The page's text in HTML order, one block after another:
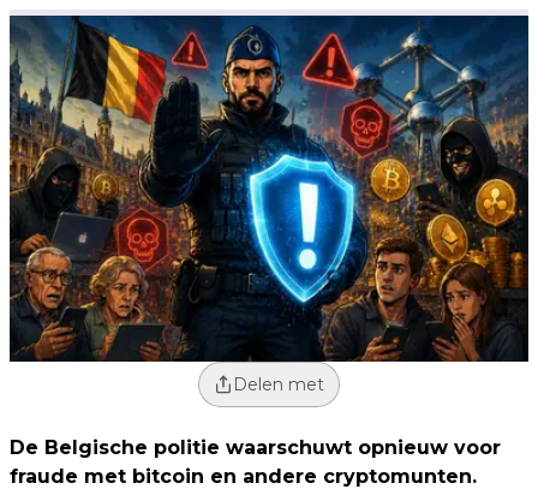
Delen met
De Belgische politie waarschuwt opnieuw voor
fraude met bitcoin en andere cryptomunten.